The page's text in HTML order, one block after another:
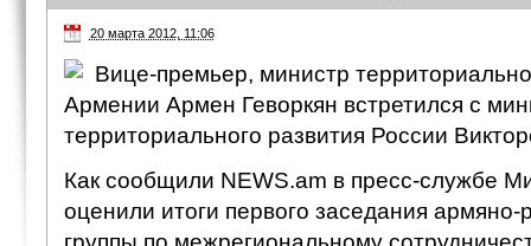
20 марта 2012, 11:06
Вице-премьер, министр
Армении Армен Геворкян встретился с
территориального развития России
Как сообщили NEWS.am в пресс-службе
оценили итоги первого заседания армяно-